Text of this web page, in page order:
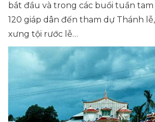
bắt đầu và trong các buổi tuần
120 giáp dân đến tham dự Thánh
xưng tội rước lễ…